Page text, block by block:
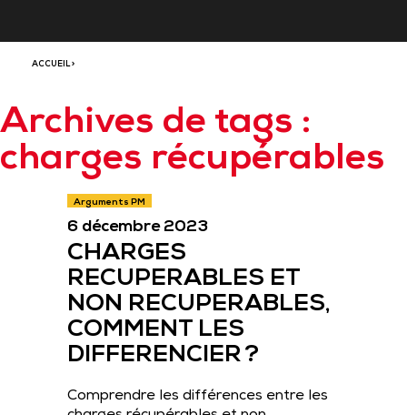
ACCUEIL>
Archives de tags :
charges récupérables
Arguments PM
6 décembre 2023
CHARGES
RECUPERABLES ET
NON RECUPERABLES,
COMMENT LES
DIFFERENCIER ?
Comprendre les différences entre les